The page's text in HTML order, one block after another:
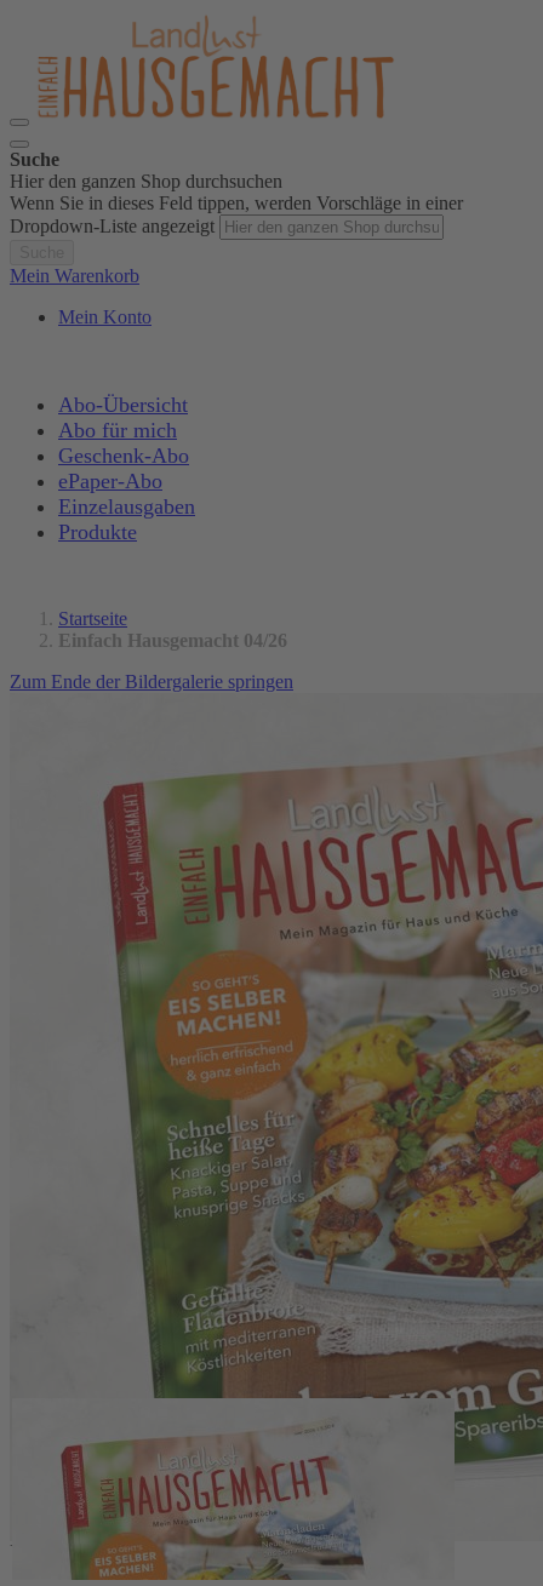
Suche
Hier den ganzen Shop durchsuchen
Wenn Sie in dieses Feld tippen, werden Vorschläge in einer
Dropdown-Liste angezeigt
Mein Warenkorb
Mein Konto
Abo-Übersicht
Abo für mich
Geschenk-Abo
ePaper-Abo
Einzelausgaben
Produkte
Startseite
Einfach Hausgemacht 04/26
Zum Ende der Bildergalerie springen
Einfach Hausgemacht 04/26
Mein Magazin für Haus und Küche
inkl. MwSt.